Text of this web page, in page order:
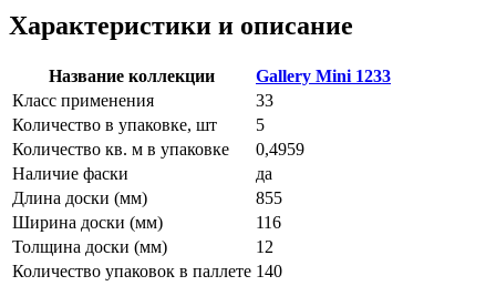
Характеристики и описание
Название коллекции
Gallery Mini 1233
Класс применения
33
Количество в упаковке, шт
5
Количество кв. м в упаковке
0,4959
Наличие фаски
да
Длина доски (мм)
855
Ширина доски (мм)
116
Толщина доски (мм)
12
Количество упаковок в паллете 140